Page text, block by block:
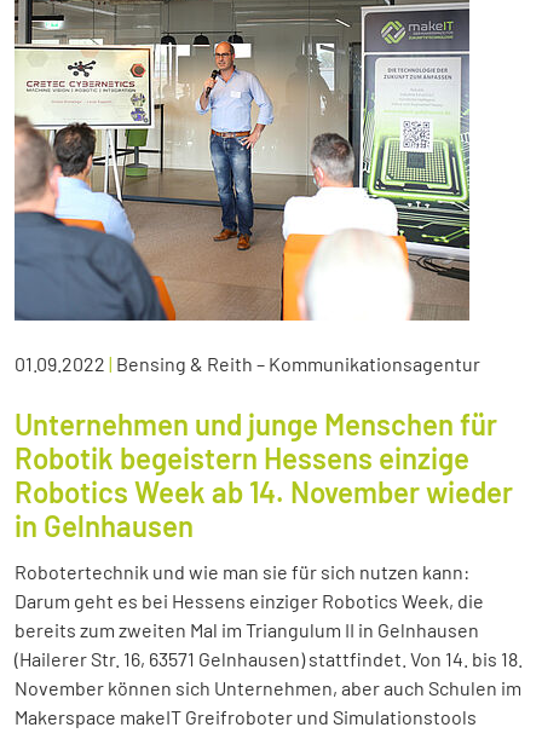
01.09.2022 | Bensing & Reith – Kommunikationsagentur
Unternehmen und junge Menschen für
Robotik begeistern Hessens einzige
Robotics Week ab 14. November wieder
in Gelnhausen
Robotertechnik und wie man sie für sich nutzen kann:
Darum geht es bei Hessens einziger Robotics Week, die
bereits zum zweiten Mal im Triangulum II in Gelnhausen
(Hailerer Str. 16, 63571 Gelnhausen) stattfindet. Von 14. bis 18.
November können sich Unternehmen, aber auch Schulen im
Makerspace makeIT Greifroboter und Simulationstools